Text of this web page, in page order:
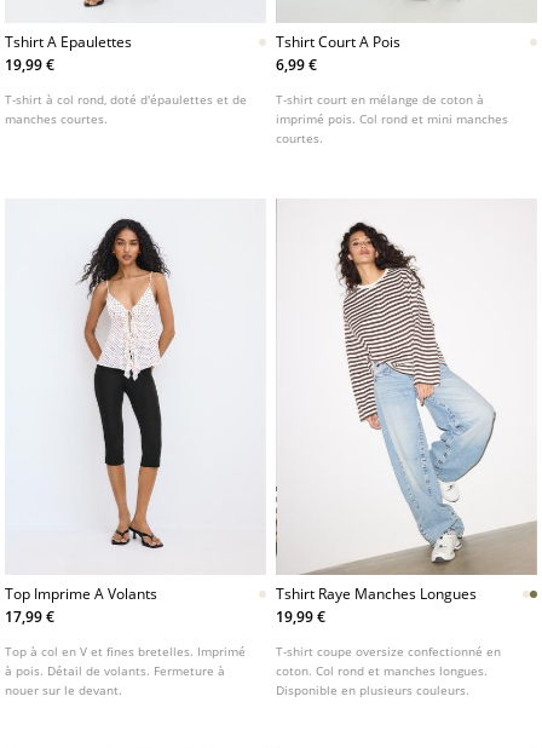
Tshirt A Epaulettes
19,99 €
T-shirt à col rond, doté d'épaulettes et de
manches courtes.
Tshirt Court A Pois
6,99 €
T-shirt court en mélange de coton à
imprimé pois. Col rond et mini manches
courtes.
Top Imprime A Volants
17,99 €
Top à col en V et fines bretelles. Imprimé
à pois. Détail de volants. Fermeture à
nouer sur le devant.
Tshirt Raye Manches Longues
19,99 €
T-shirt coupe oversize confectionné en
coton. Col rond et manches longues.
Disponible en plusieurs couleurs.